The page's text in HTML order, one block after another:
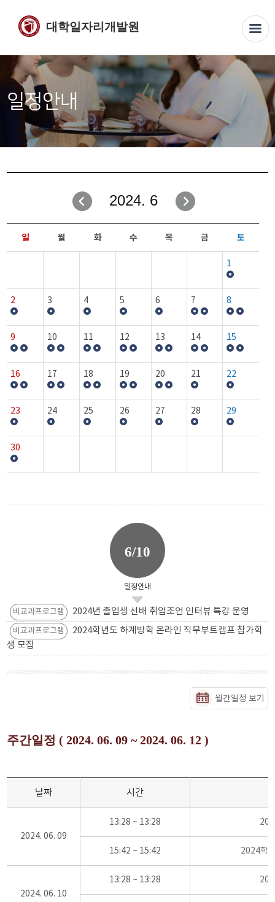
대학일자리개발원
일정안내
2024. 6
일 월 화 수 목 금 토
1
2 3 4 5 6 7 8
9 10 11 12 13 14 15
16 17 18 19 20 21 22
23 24 25 26 27 28 29
30
6/10
일정안내
비교과프로그램 2024년 졸업생 선배 취업조언 인터뷰 특강 운영
비교과프로그램
2024학년도 하계방학 온라인 직무부트캠프 참가학
생 모집
월간일정 보기
주간일정 ( 2024. 06. 09 ~ 2024. 06. 12 )
날짜 시간
2024. 06. 09
13:28 ~ 13:28
15:42 ~ 15:42 2024학
2024. 06. 10
13:28 ~ 13:28